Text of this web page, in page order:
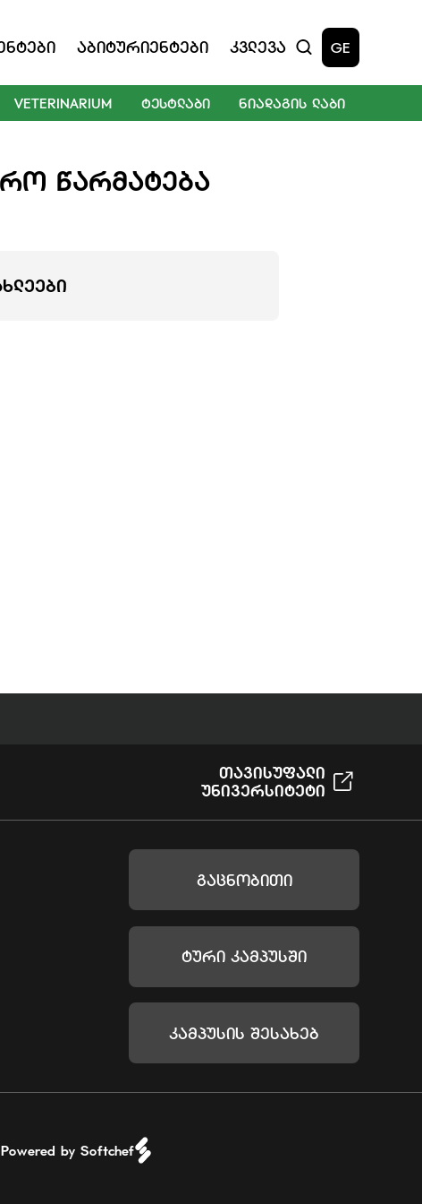
Აბიტურიენტები Კვლევა GE
VETERINARIUM ᲢᲔᲡᲢᲚᲐᲑᲘ ᲜᲘᲐᲓᲐᲒᲘᲡ ᲚᲐᲑᲘ
ᲬᲐᲠᲛᲐᲢᲔᲑᲐ
Თავისუფალი
Უნივერსიტეტი
Გაცნობითი
Ტური Კამპუსში
Კამპუსის Შესახებ
Powered by Softchef